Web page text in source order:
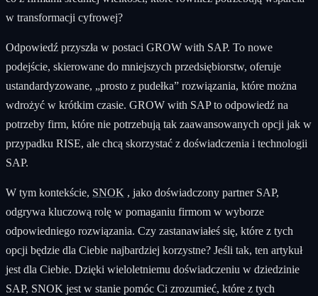
w transformacji cyfrowej?
Odpowiedź przyszła w postaci GROW with SAP. To nowe
podejście, skierowane do mniejszych przedsiębiorstw, oferuje
ustandardyzowane, „prosto z pudełka” rozwiązania, które można
wdrożyć w krótkim czasie. GROW with SAP to odpowiedź na
potrzeby firm, które nie potrzebują tak zaawansowanych opcji jak w
przypadku RISE, ale chcą skorzystać z doświadczenia i technologii
SAP.
W tym kontekście, SNOK , jako doświadczony partner SAP,
odgrywa kluczową rolę w pomaganiu firmom w wyborze
odpowiedniego rozwiązania. Czy zastanawiałeś się, które z tych
opcji będzie dla Ciebie najbardziej korzystne? Jeśli tak, ten artykuł
jest dla Ciebie. Dzięki wieloletniemu doświadczeniu w dziedzinie
SAP, SNOK jest w stanie pomóc Ci zrozumieć, które z tych